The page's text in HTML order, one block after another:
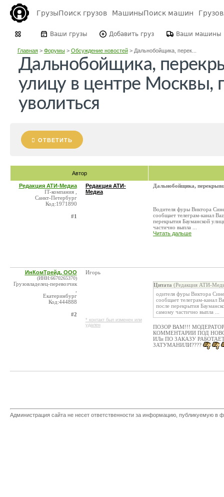
ГрузыПоиск грузов МашиныПоиск машин
Ваши грузы Добавить груз Ваши машины
Главная> Форумы> Обсуждение новостей> Дальнобойщика, перек...
Дальнобойщика,
улицу в центре Москвы,
уволиться
ОТВЕТИТЬ
Автор
Редакция АТИ-Медиа
IT-компания ,
Санкт-Петербург
Код:1971890
#1
Редакция АТИ-
Медиа
Дальнобойщика,
Водителя фуры Виктора
сообщает телеграм-канал
перекрытия Бауманской
частично выпла ...
Читать дальше
ИнКомТрейд, ООО
(ИНН:6670265370)
Грузовладелец-перевозчик
Екатеринбург
Код:444888
#2
Игорь
* контакт был изменен или
удален
Цитата (Редакция АТИ-
одителя фуры Виктора
сообщает телеграм-канал
после перекрытия
самому частично выпла ...
ПОЗОР ВАМ!!!
КОММЕНТАРИИ ПОД
ИЛи ПО ЗАКАЗУ
ЗАТУМАНИЛИ????
Администрация сайта не несет ответственности за информацию, публикуемую